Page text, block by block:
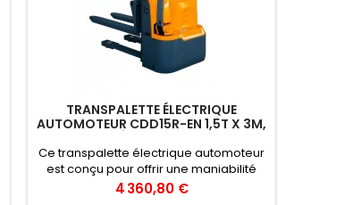
TRANSPALETTE ÉLECTRIQUE
AUTOMOTEUR CDD15R-EN 1,5T X 3M,
ION
Ce transpalette électrique automoteur
est conçu pour offrir une maniabilité
optimale et une performance efficace
dans les environnements d'entrepôt.
Prix
4 360,80 €